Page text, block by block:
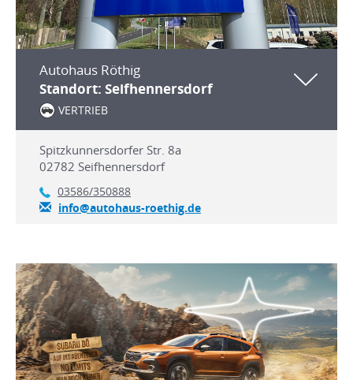
Autohaus Röthig
Standort: Seifhennersdorf
VERTRIEB
Spitzkunnersdorfer Str. 8a
02782 Seifhennersdorf
03586/350888
info@autohaus-roethig.de